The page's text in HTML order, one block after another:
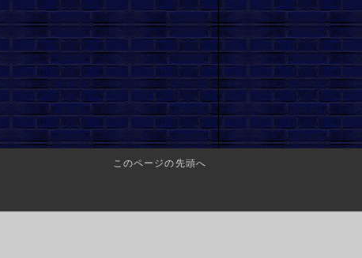
このページの先頭へ